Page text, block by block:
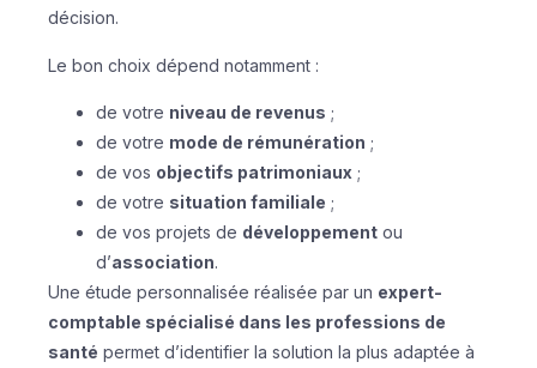
décision.
Le bon choix dépend notamment :
de votre niveau de revenus ;
de votre mode de rémunération ;
de vos objectifs patrimoniaux ;
de votre situation familiale ;
de vos projets de développement ou
d’association.
Une étude personnalisée réalisée par un expert-
comptable spécialisé dans les professions de
santé permet d’identifier la solution la plus adaptée à